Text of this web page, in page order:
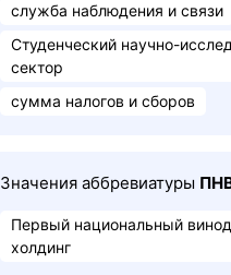
служба наблюдения и связи
Студенческий научно-
сектор
сумма налогов и сборов
Значения аббревиатуры
Первый национальный
холдинг